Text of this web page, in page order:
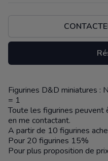
Description
Figurines D&D miniatures :
= 1
Toute les figurines
en me contactant.
A partir de 10 figurines
Pour 20 figurines 15%
Pour plus proposition de